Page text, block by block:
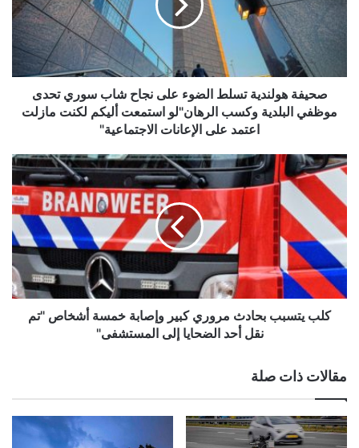
على
نجاح
شاب
تحدى
موظفي
البلدية
استمعت
أليكم
لكنت
مازلت
اعتمد
على
الإعانات
الاجتماعية"
صحيفة هولندية تسلط الضوء على نجاح شاب سوري تحدى
موظفي البلدية وكسب الرهان"لو استمعت أليكم لكنت مازلت
اعتمد على الإعانات الاجتماعية"
كلب
يتسبب
بحادث
مروري
كبير
وإصابة
خمسة
أشخاص
"تم
نقل
المستشفى"
كلب يتسبب بحادث مروري كبير وإصابة خمسة أشخاص "تم
نقل أحد الضحايا إلى المستشفى"
مقالات ذات صلة